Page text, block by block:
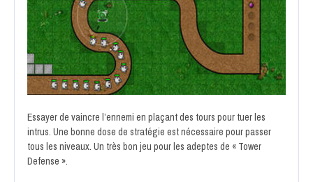
Essayer de vaincre l’ennemi en plaçant des tours pour tuer les
intrus. Une bonne dose de stratégie est nécessaire pour passer
tous les niveaux. Un très bon jeu pour les adeptes de « Tower
Defense ».